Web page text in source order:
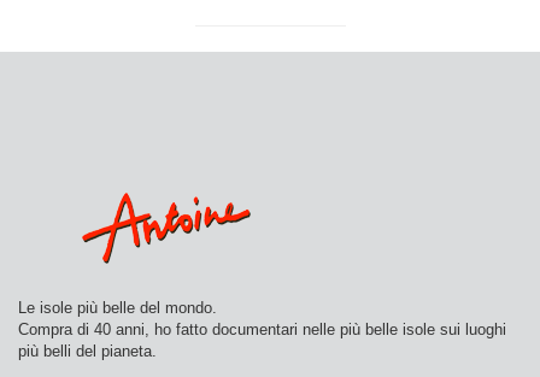
Le isole più belle del mondo.
Compra di 40 anni, ho fatto documentari nelle più belle isole sui luoghi
più belli del pianeta.